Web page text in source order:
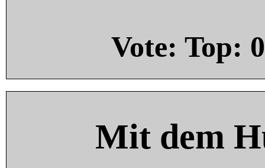
Vote: Top: 0
Mit dem